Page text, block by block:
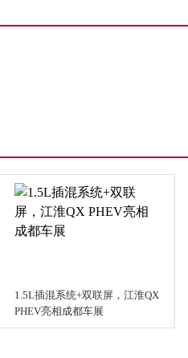
1.5L插混系统+双联屏，江淮QX
PHEV亮相成都车展